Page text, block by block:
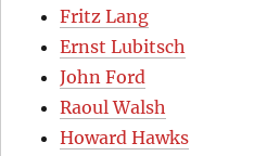
Fritz Lang
Ernst Lubitsch
John Ford
Raoul Walsh
Howard Hawks